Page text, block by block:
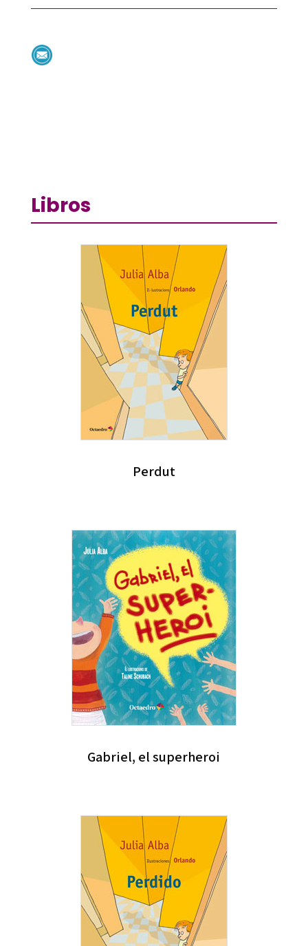
Libros
Perdut
Gabriel, el superheroi